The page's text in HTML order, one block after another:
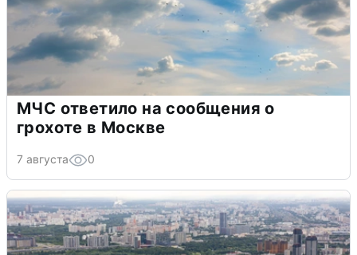
МЧС ответило на сообщения о
грохоте в Москве
7 августа 0